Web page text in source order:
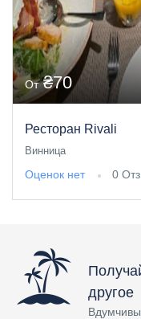
От₴70
Ресторан Rivali
Винница
Оценок нет 0
другое